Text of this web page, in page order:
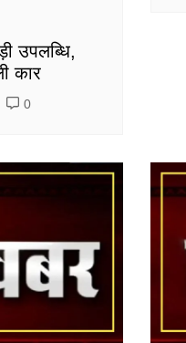
उपलब्धि,
कार
0